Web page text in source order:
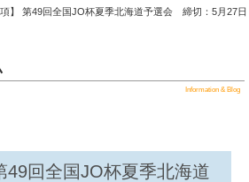
】 第49回全国JO杯夏季北海道予選会 締切：5月27日
Information & Blog
49回全国JO杯夏季北海道